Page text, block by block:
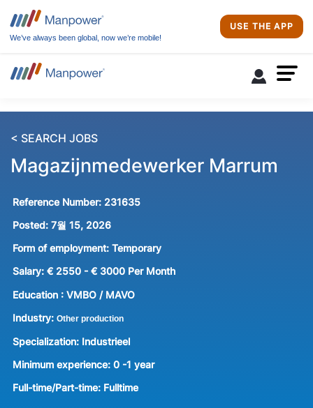
We’ve always been global, now we’re mobile!
USE THE APP
< SEARCH JOBS
Magazijnmedewerker Marrum
Reference Number: 231635
Posted: 7월 15, 2026
Form of employment: Temporary
Salary: € 2550 - € 3000 Per Month
Education : VMBO / MAVO
Industry: Other production
Specialization: Industrieel
Minimum experience: 0 -1 year
Full-time/Part-time: Fulltime